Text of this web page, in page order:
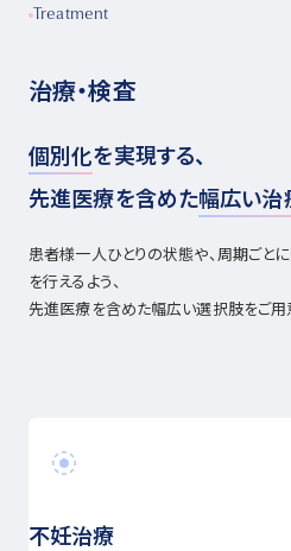
Treatment
治療・検査
個別化を実現する、
先進医療を含めた幅広い治
患者様一人ひとりの状態や、周期ごと
を行えるよう、
先進医療を含めた幅広い選択肢をご用
不妊治療